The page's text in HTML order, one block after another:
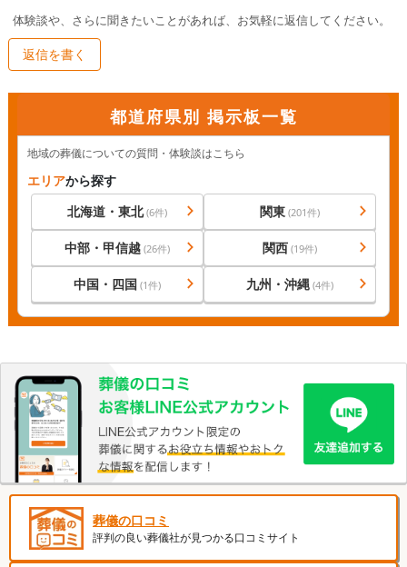
体験談や、さらに聞きたいことがあれば、お気軽に返信してください。
返信を書く
都道府県別 掲示板一覧
地域の葬儀についての質問・体験談はこちら
エリアから探す
北海道・東北(6件) 関東 (201件)
中部・甲信越 (26件) 関西 (19件)
中国・四国 (1件) 九州・沖縄 (4件)
葬儀の口コミ
評判の良い葬儀社が見つかる口コミサイト